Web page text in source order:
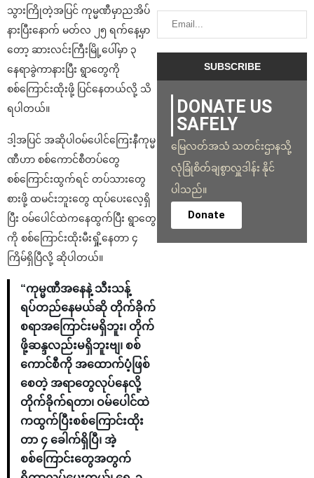
သွားကြိုတဲ့အပြင် ကုမ္မဏီမှာညအိပ်
နားပြီးနောက် မတ်လ ၂၅ ရက်နေ့မှာ
တော့ ဆားလင်းကြီးမြို့ပေါ်မှာ ၃
နေရာခွဲကာနားပြီး ရွာတွေကို
စစ်ကြောင်းထိုးဖို့ ပြင်နေတယ်လို့ သိ
ရပါတယ်။
ဒါ့အပြင် အဆိုပါဝမ်ပေါင်ကြေးနီကုမ္မ
ဏီဟာ စစ်ကောင်စီတပ်တွေ
စစ်ကြောင်းထွက်ရင် တပ်သားတွေ
စားဖို့ ထမင်းဘူးတွေ ထုပ်ပေးလေ့ရှိ
ပြီး ဝမ်ပေါင်ထဲကနေထွက်ပြီး ရွာတွေ
ကို စစ်ကြောင်းထိုးမီးရှို့နေတာ ၄
ကြိမ်ရှိပြီလို့ ဆိုပါတယ်။
“ကုမ္မဏီအနေနဲ့ သီးသန့်
ရပ်တည်နေမယ်ဆို တိုက်ခိုက်
စရာအကြောင်းမရှိဘူး၊ တိုက်
ဖို့ဆန္ဒလည်းမရှိဘူးဗျ၊ စစ်
ကောင်စီကို အထောက်ပံ့ဖြစ်
စေတဲ့ အရာတွေလုပ်နေလို့
တိုက်ခိုက်ရတာ၊ ဝမ်ပေါင်ထဲ
ကထွက်ပြီးစစ်ကြောင်းထိုး
တာ ၄ ခေါက်ရှိပြီ၊ အဲ့
စစ်ကြောင်းတွေအတွက်
DONATE US
SAFELY
မြေလတ်အသံ သတင်းဌာနသို့
လုံခြုံစိတ်ချစွာလှူဒါန်း နိုင်
ပါသည်။
Donate